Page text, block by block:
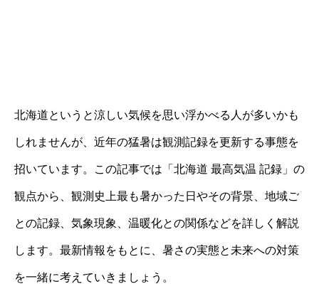
北海道というと涼しい気候を思い浮かべる人が多いかも
しれませんが、近年の猛暑は観測記録を更新する事態を
招いています。この記事では「北海道 最高気温 記録」の
観点から、観測史上最も暑かった日やその背景、地域ご
との記録、気象現象、温暖化との関係などを詳しく解説
します。最新情報をもとに、暑さの実態と未来への対策
を一緒に考えていきましょう。